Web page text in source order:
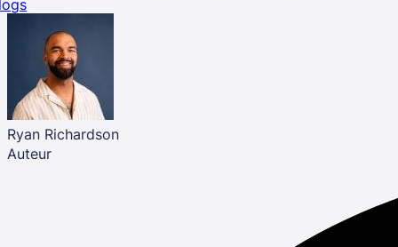
Ryan Richardson
Auteur